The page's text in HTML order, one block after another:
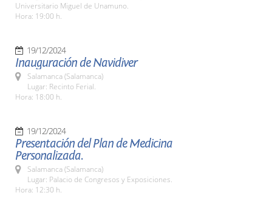
Universitario Miguel de Unamuno.
Hora: 19:00 h.
19/12/2024
Inauguración de Navidiver
Salamanca (Salamanca)
Lugar: Recinto Ferial.
Hora: 18:00 h.
19/12/2024
Presentación del Plan de Medicina
Personalizada.
Salamanca (Salamanca)
Lugar: Palacio de Congresos y Exposiciones.
Hora: 12:30 h.